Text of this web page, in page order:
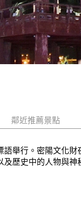
鄰近推薦景點
舉行。密陽文化
歷史中的人物與神